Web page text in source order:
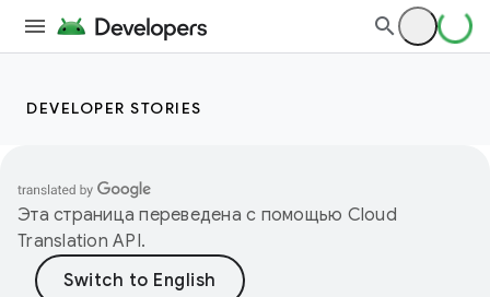
DEVELOPER STORIES
Эта страница переведена с помощью Cloud
Translation API.